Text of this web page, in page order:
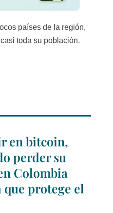
países de la región,
toda su población.
en bitcoin,
perder su
Colombia
protege el